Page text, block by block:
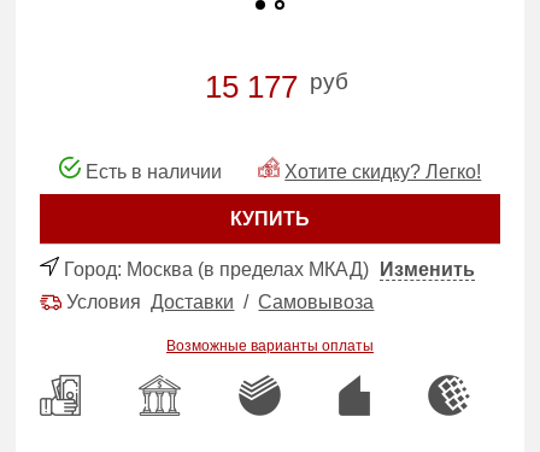
15 177 руб
Есть в наличии Хотите скидку? Легко!
КУПИТЬ
Город: Москва (в пределах МКАД)
Изменить
УсловияДоставки /Самовывоза
Возможные варианты оплаты